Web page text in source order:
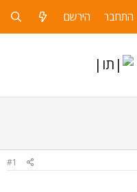
התחבר הירשם
#1